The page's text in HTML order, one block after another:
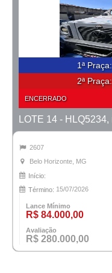
1ª Praça:
2ª Praça:
ENCERRADO
2607
Belo Horizonte, MG
Início:
Término: 15/07/2026
Lance Mínimo
R$ 84.000,00
Avaliação
R$ 280.000,00